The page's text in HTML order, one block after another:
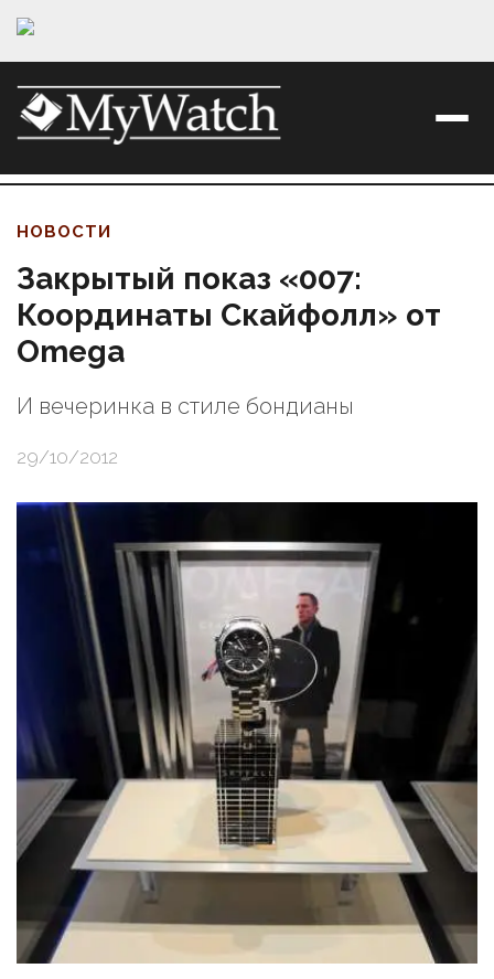
НОВОСТИ
Закрытый показ «007:
Координаты Скайфолл» от
Omega
И вечеринка в стиле бондианы
29/10/2012